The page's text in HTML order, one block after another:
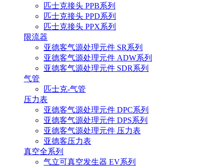
匹士克接头 PPB系列
匹士克接头 PPD系列
匹士克接头 PPX系列
限流器
亚德客气源处理元件 SR系列
亚德客气源处理元件 ADW系列
亚德客气源处理元件 SDR系列
气管
匹士克-气管
压力表
亚德客气源处理元件 DPC系列
亚德客气源处理元件 DPS系列
亚德客气源处理元件 压力表
亚德客压力表
真空全系列
气立可真空发生器 EV系列